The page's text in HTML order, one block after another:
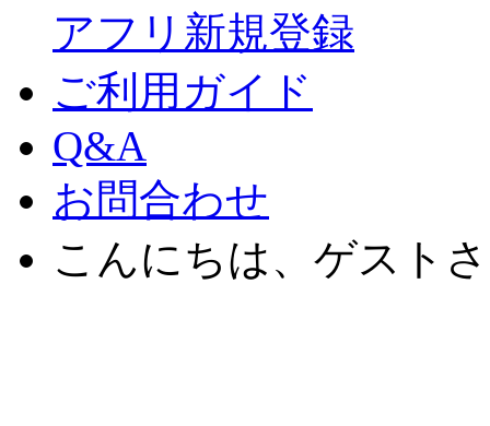
アフリ新規登録
ご利用ガイド
Q&A
お問合わせ
こんにちは、ゲスト